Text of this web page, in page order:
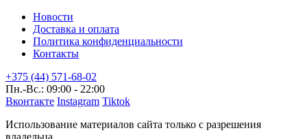
Новости
Доставка и оплата
Политика конфиденциальности
Контакты
+375 (44) 571-68-02
Пн.-Вс.: 09:00 - 22:00
Вконтакте Instagram Tiktok
Использование материалов сайта только с разрешения
владельца.